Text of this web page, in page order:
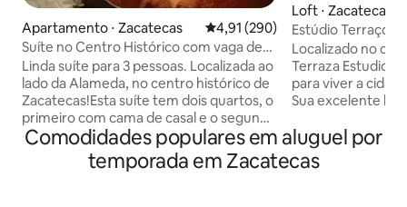
Apartamento ⋅ Zacatecas 4,91 de uma avaliação média de
4,91 (290)
Suíte no Centro Histórico com vaga de
estacionamento nº 4
Linda suíte para 3 pessoas. Localizada ao
lado da Alameda, no centro histórico de
Zacatecas!Esta suíte tem dois quartos, o
primeiro com cama de casal e o segundo
com cama de solteiro, também tem 2
banheiros completos e cozinha
totalmente equipada para você cozinhar
Loft ⋅ Zacatecas
Estúdio Terraço
Localizado no
Terraza Estudio
para viver a
Sua excelente
Edifícios
e Lojas no
Zacatecas. O Terraço tem uma vista
Comodidades populares em aluguel por
temporada em Zacatecas